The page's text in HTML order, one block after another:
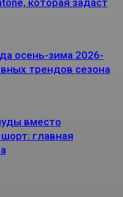
которая задаст
осень-зима 2026-
трендов сезона
вместо
главная